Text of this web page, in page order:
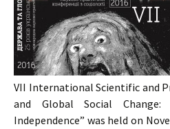
VII International Scientific and
and Global Social
Independence” was held on